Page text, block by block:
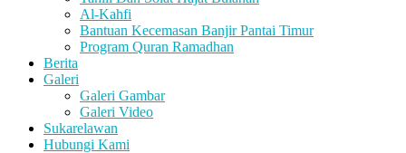
Al-Kahfi
Bantuan Kecemasan Banjir Pantai Timur
Program Quran Ramadhan
Berita
Galeri
Galeri Gambar
Galeri Video
Sukarelawan
Hubungi Kami